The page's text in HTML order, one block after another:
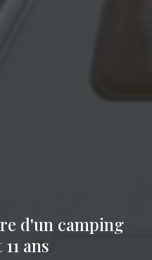
d'un camping
ans